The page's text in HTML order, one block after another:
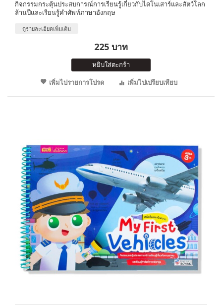
กิจกรรมกระตุ้นประสบการณ์การเรียนรู้เกี่ยวกับไดโนเสาร์และสัตว์โลก
ล้านปีและเรียนรู้คำศัพท์ภาษาอังกฤษ
ดูรายละเอียดเพิ่มเติม
225 บาท
หยิบใส่ตะกร้า
เพิ่มไปรายการโปรด
เพิ่มไปเปรียบเทียบ